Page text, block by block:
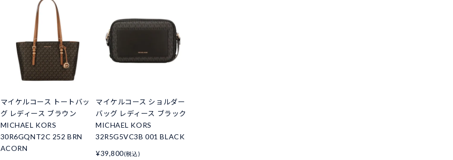
マイケルコース トートバッ
グ レディース ブラウン
MICHAEL KORS
30R6GQNT2C 252 BRN
ACORN
マイケルコース ショルダー
バッグ レディース ブラック
MICHAEL KORS
32R5G5VC3B 001 BLACK
¥39,800(税込)